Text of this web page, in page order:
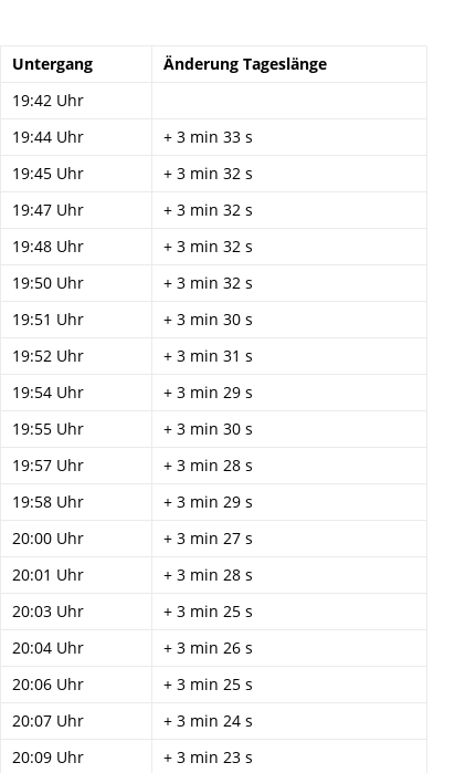
Untergang
Änderung Tageslänge
19:42 Uhr
19:44 Uhr
+ 3 min 33 s
19:45 Uhr
+ 3 min 32 s
19:47 Uhr
+ 3 min 32 s
19:48 Uhr
+ 3 min 32 s
19:50 Uhr
+ 3 min 32 s
19:51 Uhr
+ 3 min 30 s
19:52 Uhr
+ 3 min 31 s
19:54 Uhr
+ 3 min 29 s
19:55 Uhr
+ 3 min 30 s
19:57 Uhr
+ 3 min 28 s
19:58 Uhr
+ 3 min 29 s
20:00 Uhr
+ 3 min 27 s
20:01 Uhr
+ 3 min 28 s
20:03 Uhr
+ 3 min 25 s
20:04 Uhr
+ 3 min 26 s
20:06 Uhr
+ 3 min 25 s
20:07 Uhr
+ 3 min 24 s
20:09 Uhr
+ 3 min 23 s